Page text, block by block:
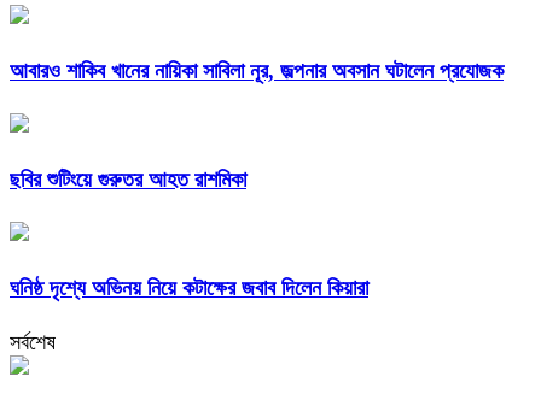
আবারও শাকিব খানের নায়িকা সাবিলা নূর, জল্পনার অবসান ঘটালেন প্রযোজক
ছবির শুটিংয়ে গুরুতর আহত রাশমিকা
ঘনিষ্ঠ দৃশ্যে অভিনয় নিয়ে কটাক্ষের জবাব দিলেন কিয়ারা
সর্বশেষ